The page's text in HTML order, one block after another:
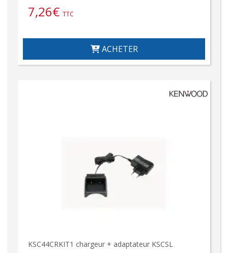
7,26€ TTC
ACHETER
KSC44CRKIT1 chargeur + adaptateur KSCSL